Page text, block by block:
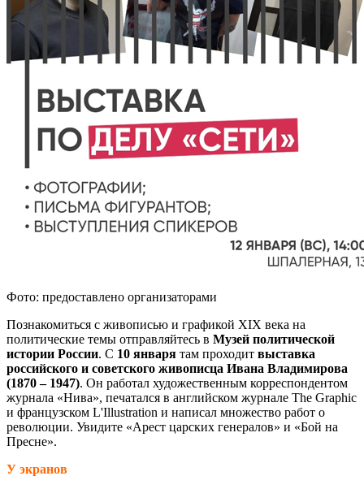
Фото: предоставлено организаторами
Познакомиться с живописью и графикой XIX века на
политические темы отправляйтесь в Музей политической
истории России. С 10 января там проходит выставка
российского и советского живописца Ивана Владимирова
(1870 – 1947). Он работал художественным корреспондентом
журнала «Нива», печатался в английском журнале The Graphic
и французском L'Illustration и написал множество работ о
революции. Увидите «Арест царских генералов» и «Бой на
Пресне».
У экранов